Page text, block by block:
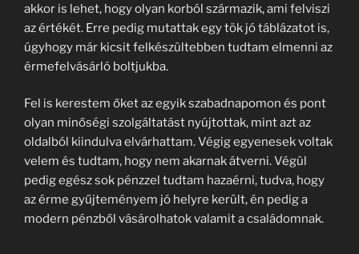
akkor is lehet, hogy olyan korból származik, ami felviszi
az értékét. Erre pedig mutattak egy tök jó táblázatot is,
úgyhogy már kicsit felkészültebben tudtam elmenni az
érmefelvásárló boltjukba.
Fel is kerestem őket az egyik szabadnapomon és pont
olyan minőségi szolgáltatást nyújtottak, mint azt az
oldalból kiindulva elvárhattam. Végig egyenesek voltak
velem és tudtam, hogy nem akarnak átverni. Végül
pedig egész sok pénzzel tudtam hazaérni, tudva, hogy
az érme gyűjteményem jó helyre került, én pedig a
modern pénzből vásárolhatok valamit a családomnak.